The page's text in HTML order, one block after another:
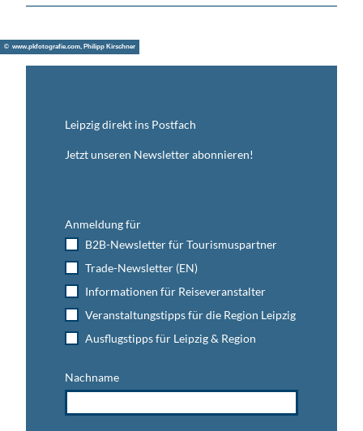
© www.pkfotografie.com, Philipp Kirschner
Leipzig direkt ins Postfach
Jetzt unseren Newsletter abonnieren!
Anmeldung für
B2B-Newsletter für Tourismuspartner
Trade-Newsletter (EN)
Informationen für Reiseveranstalter
Veranstaltungstipps für die Region Leipzig
Ausflugstipps für Leipzig & Region
Nachname